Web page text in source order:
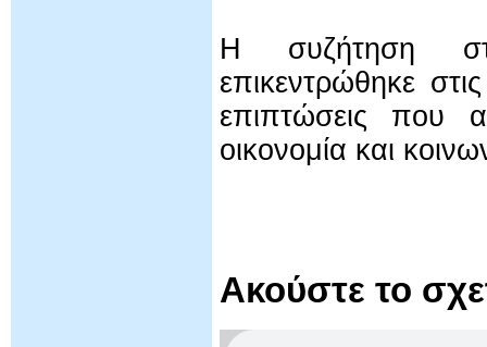
Η συζήτηση
επικεντρώθηκε
επιπτώσεις που
οικονομία και
Ακούστε το